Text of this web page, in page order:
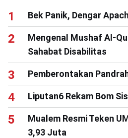
Bek Panik, Dengar
Mengenal Mushaf Al-
Sahabat Disabilitas
Pemberontakan
Liputan6 Rekam Bom
Mualem Resmi Teken
3,93 Juta